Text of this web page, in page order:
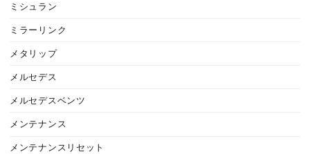
ミシュラン
ミラーリンク
メタリップ
メルセデス
メルセデスベンツ
メンテナンス
メンテナンスリセット